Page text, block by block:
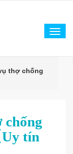
thợ chống
Uy tín